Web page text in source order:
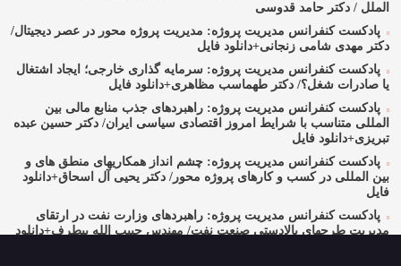
الملل / دکتر حامد قدوسی
پادکست کنفرانس مدیریت پروژه: مدیریت پروژه محور در عصر دیجیتال/
دکتر مهدی شامی زنجانی+دانلود فایل
پادکست کنفرانس مدیریت پروژه: سرمایه گذاری خارجی؛ ایجاد اشتغال
یا صادرات شغل؟/ دکتر طهماسب مظاهری+دانلود فایل
پادکست کنفرانس مدیریت پروژه: راهبردهای جذب منابع مالی بین
المللی متناسب با شرایط امروز اقتصادی سیاسی ایران/ دکتر حسین عبده
تبریزی+دانلود فایل
پادکست کنفرانس مدیریت پروژه: چشم انداز همکاریهای منطق های و
بین المللی در کسب و کارهای پروژه محور/ دکتر یحیی آل اسحاق+دانلود
فایل
پادکست کنفرانس مدیریت پروژه: راهبردهای وزارت نفت در ارتقای
مدیریت طرحهای بالادستی صنعت نفت/ مهندس حبیب الله بیطرف+دانلود